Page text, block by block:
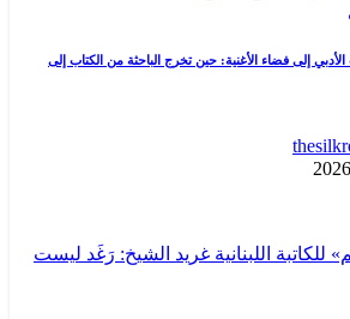
إلى فضاء الأغنية: حين تخرج الباحثة من الكتاب إلى